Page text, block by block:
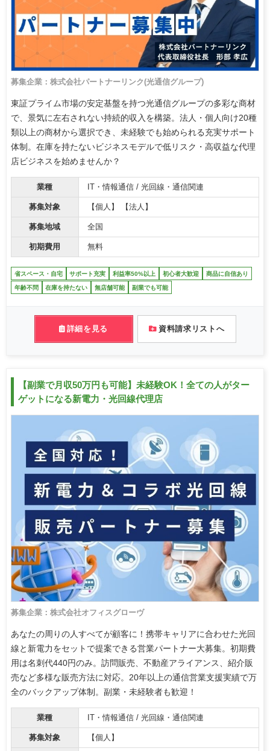
募集企業：株式会社パートナーリンク(光通信グループ)
東証プライム市場の安定基盤を持つ光通信グループの多彩な商材
で、景気に左右されない持続的収入を構築。法人・個人向け20種
類以上の商材から選択でき、未経験でも始められる充実サポート
体制。在庫を持たないビジネスモデルで低リスク・高収益な代理
店ビジネスを始めませんか？
業種 IT・情報通信 / 光回線・通信関連
募集対象 【個人】 【法人】
募集地域 全国
初期費用 無料
省スペース・自宅 サポート充実 利益率50%以上 初心者大歓迎 商品に自信あり
年齢不問 在庫を持たない 無店舗可能 副業でも可能
詳細を見る 資料請求リストへ
【副業で月収50万円も可能】未経験OK！全ての人がター
ゲットになる新電力・光回線代理店
募集企業：株式会社オフィスグローヴ
あなたの周りの人すべてが顧客に！携帯キャリアに合わせた光回
線と新電力をセットで提案できる営業パートナー大募集。初期費
用は名刺代440円のみ。訪問販売、不動産アライアンス、紹介販
売など多様な販売方法に対応。20年以上の通信営業支援実績で万
全のバックアップ体制。副業・未経験者も歓迎！
業種 IT・情報通信 / 光回線・通信関連
募集対象 【個人】